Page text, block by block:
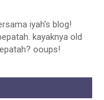
iyah's blog!
kayaknya old
ooups!